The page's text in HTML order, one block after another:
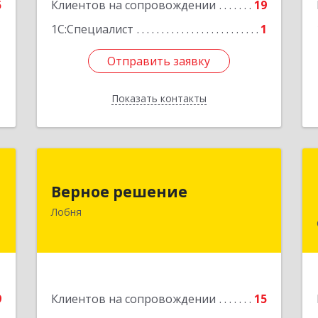
Клиентов на сопровождении
19
1С:Специалист
1
Отправить заявку
Показать контакты
Подробнее
Отправить заявку
Назад
Верное решение
Лобня
Клиентов на сопровождении
15
141730, Московская обл, Лобня г,
Подробнее